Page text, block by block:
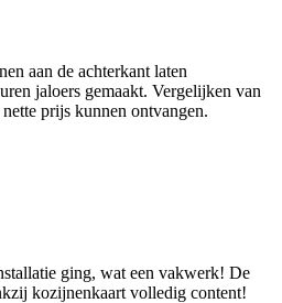
aan de achterkant laten
jaloers gemaakt. Vergelijken van
prijs kunnen ontvangen.
ging, wat een vakwerk! De
kozijnenkaart volledig content!